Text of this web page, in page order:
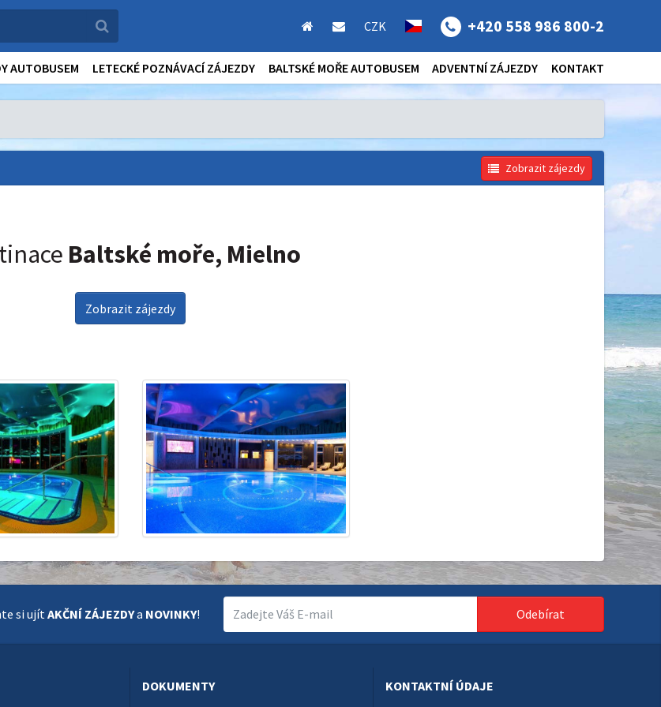
CZK +420 558 986 800-2
AUTOBUSEM LETECKÉ POZNÁVACÍ ZÁJEZDY BALTSKÉ MOŘE AUTOBUSEM ADVENTNÍ ZÁJEZDY KONTAKT
Zobrazit zájezdy
Baltské moře, Mielno
Zobrazit zájezdy
si ujítAKČNÍ ZÁJEZDYa NOVINKY! Odebírat
DOKUMENTY KONTAKTNÍ ÚDAJE